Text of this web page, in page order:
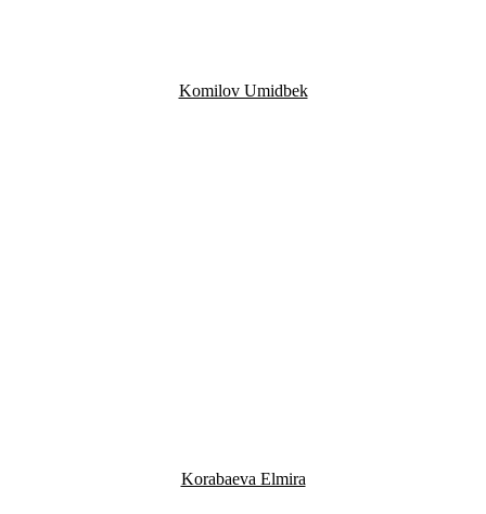
Komilov Umidbek
Korabaeva Elmira